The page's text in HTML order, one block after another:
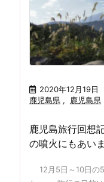
2020年12月19日
鹿児島県 , 鹿児島県
鹿児島旅行回想
の噴火にもあい
12月5日～10日の5